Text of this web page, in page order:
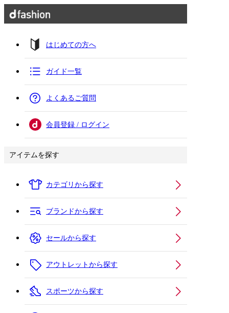
はじめての方へ
ガイド一覧
よくあるご質問
会員登録 / ログイン
アイテムを探す
カテゴリから探す
ブランドから探す
セールから探す
アウトレットから探す
スポーツから探す